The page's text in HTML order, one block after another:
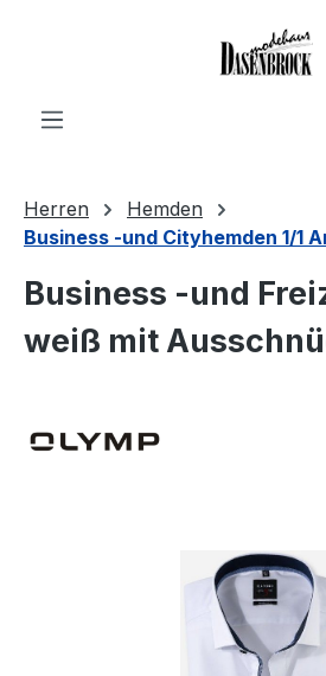
Herren
Hemden
Business -und Cityhemden 1/1
Business -und
weiß mit
Bildergalerie überspringen